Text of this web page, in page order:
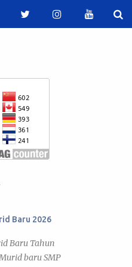
Baru 2026
Baru Tahun
baru SMP